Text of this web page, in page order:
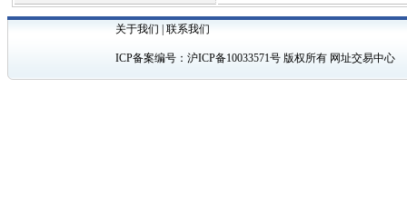
关于我们 |联系我们
ICP备案编号：沪ICP备10033571号 版权所有 网址交易中心